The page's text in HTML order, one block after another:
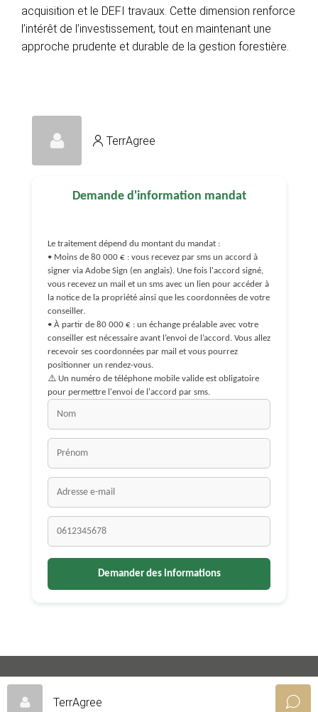
acquisition et le DEFI travaux. Cette dimension renforce
l’intérêt de l’investissement, tout en maintenant une
approche prudente et durable de la gestion forestière.
TerrAgree
Demande d'information mandat
Le traitement dépend du montant du mandat :
• Moins de 80 000 € : vous recevez par sms un accord à
signer via Adobe Sign (en anglais). Une fois l'accord signé,
vous recevez un mail et un sms avec un lien pour accéder à
la notice de la propriété ainsi que les coordonnées de votre
conseiller.
• À partir de 80 000 € : un échange préalable avec votre
conseiller est nécessaire avant l’envoi de l’accord. Vous allez
recevoir ses coordonnées par mail et vous pourrez
positionner un rendez-vous.
⚠️ Un numéro de téléphone mobile valide est obligatoire
pour permettre l'envoi de l'accord par sms.
TerrAgree